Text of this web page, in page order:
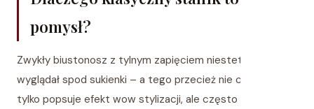
pomysł?
Zwykły biustonosz z tylnym zapięciem niestety będzie
wyglądał spod sukienki – a tego przecież nie chcemy. Nie
tylko popsuje efekt wow stylizacji, ale często też może